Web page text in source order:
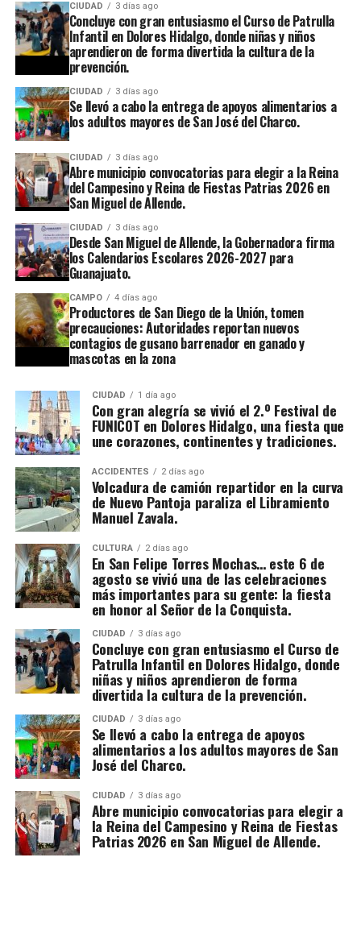
CIUDAD 3 días ago
Concluye con gran entusiasmo el Curso de Patrulla
Infantil en Dolores Hidalgo, donde niñas y niños
aprendieron de forma divertida la cultura de la
prevención.
CIUDAD 3 días ago
Se llevó a cabo la entrega de apoyos alimentarios a
los adultos mayores de San José del Charco.
CIUDAD 3 días ago
Abre municipio convocatorias para elegir a la Reina
del Campesino y Reina de Fiestas Patrias 2026 en
San Miguel de Allende.
CIUDAD 3 días ago
Desde San Miguel de Allende, la Gobernadora firma
los Calendarios Escolares 2026-2027 para
Guanajuato.
CAMPO 4 días ago
Productores de San Diego de la Unión, tomen
precauciones: Autoridades reportan nuevos
contagios de gusano barrenador en ganado y
mascotas en la zona
CIUDAD 1 día ago
Con gran alegría se vivió el 2.º Festival de
FUNICOT en Dolores Hidalgo, una fiesta que
une corazones, continentes y tradiciones.
ACCIDENTES 2 días ago
Volcadura de camión repartidor en la curva
de Nuevo Pantoja paraliza el Libramiento
Manuel Zavala.
CULTURA 2 días ago
En San Felipe Torres Mochas… este 6 de
agosto se vivió una de las celebraciones
más importantes para su gente: la fiesta
en honor al Señor de la Conquista.
CIUDAD 3 días ago
Concluye con gran entusiasmo el Curso de
Patrulla Infantil en Dolores Hidalgo, donde
niñas y niños aprendieron de forma
divertida la cultura de la prevención.
CIUDAD 3 días ago
Se llevó a cabo la entrega de apoyos
alimentarios a los adultos mayores de San
José del Charco.
CIUDAD 3 días ago
Abre municipio convocatorias para elegir a
la Reina del Campesino y Reina de Fiestas
Patrias 2026 en San Miguel de Allende.